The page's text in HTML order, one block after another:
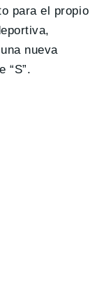
para el propio
nueva
“S”.